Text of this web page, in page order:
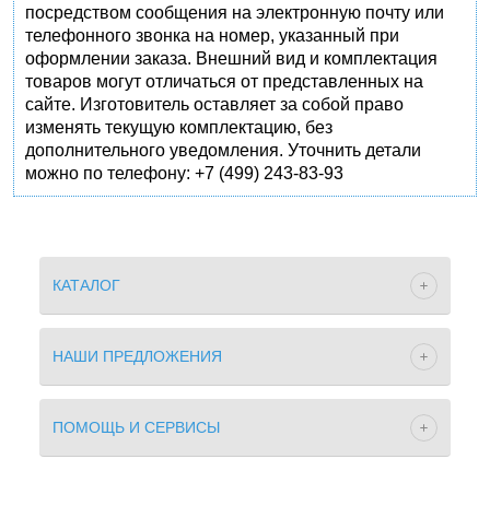
посредством сообщения на электронную почту или
телефонного звонка на номер, указанный при
оформлении заказа. Внешний вид и комплектация
товаров могут отличаться от представленных на
сайте. Изготовитель оставляет за собой право
изменять текущую комплектацию, без
дополнительного уведомления. Уточнить детали
можно по телефону: +7 (499) 243-83-93
КАТАЛОГ
НАШИ ПРЕДЛОЖЕНИЯ
ПОМОЩЬ И СЕРВИСЫ